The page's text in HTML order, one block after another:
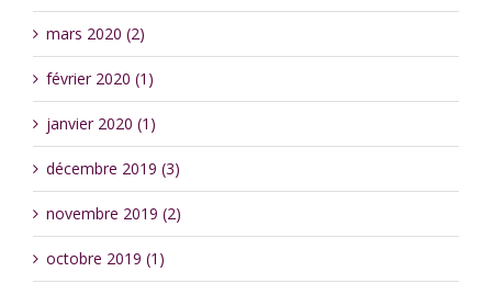
mars 2020 (2)
février 2020 (1)
janvier 2020 (1)
décembre 2019 (3)
novembre 2019 (2)
octobre 2019 (1)